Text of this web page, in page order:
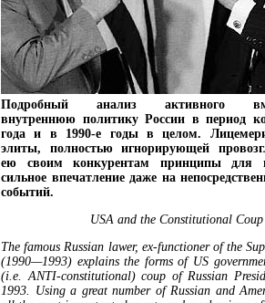
Подробный анализ активного
внутреннюю политику России в период
года и в 1990-е годы в целом.
элиты, полностью игнорирующей
ею своим конкурентам принципы для
сильное впечатление даже на
событий.
USA and the Constitutional
The famous Russian lawer, ex-functioner of the
(1990—1993) explains the forms of US
(i.e. ANTI-constitutional) coup of Russian
1993. Using a great number of Russian and